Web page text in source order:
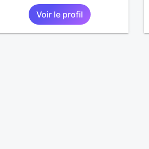
Voir le profil